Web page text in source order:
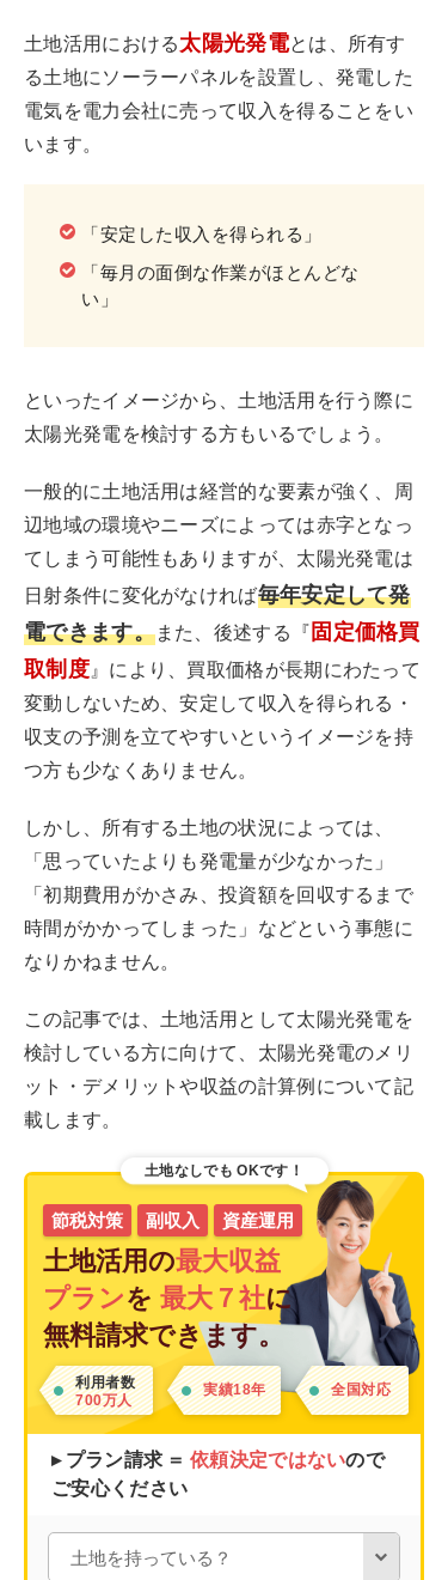
土地活用における太陽光発電とは、所有す
る土地にソーラーパネルを設置し、発電した
電気を電力会社に売って収入を得ることをい
います。
「安定した収入を得られる」
「毎月の面倒な作業がほとんどな
い」
といったイメージから、土地活用を行う際に
太陽光発電を検討する方もいるでしょう。
一般的に土地活用は経営的な要素が強く、周
辺地域の環境やニーズによっては赤字となっ
てしまう可能性もありますが、太陽光発電は
日射条件に変化がなければ毎年安定して発
電できます。また、後述する『固定価格買
取制度』により、買取価格が長期にわたって
変動しないため、安定して収入を得られる・
収支の予測を立てやすいというイメージを持
つ方も少なくありません。
しかし、所有する土地の状況によっては、
「思っていたよりも発電量が少なかった」
「初期費用がかさみ、投資額を回収するまで
時間がかかってしまった」などという事態に
なりかねません。
この記事では、土地活用として太陽光発電を
検討している方に向けて、太陽光発電のメリ
ット・デメリットや収益の計算例について記
載します。
節税対策 副収入 資産運用
土地活用の最大収益
プランを 最大７社に
無料請求できます。
利用者数
700万人
実績18年 全国対応
▸ プラン請求 ＝ 依頼決定ではないので
ご安心ください
土地なしでも OKです！